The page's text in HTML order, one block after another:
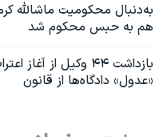
به‌دنبال محکومیت ماشالله
هم به حبس محکوم شد
بازداشت ۴۴ وکیل از
«عدول» دادگاه‌ها از قانون